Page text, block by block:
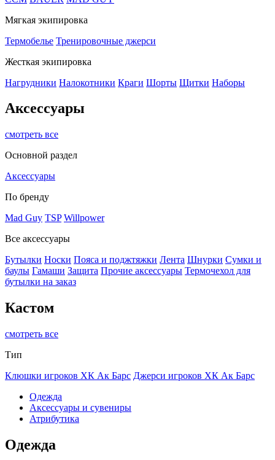
Мягкая экипировка
Термобелье Тренировочные джерси
Жесткая экипировка
Нагрудники Налокотники Краги Шорты Щитки Наборы
Аксессуары
смотреть все
Основной раздел
Аксессуары
По бренду
Mad Guy TSP Willpower
Все аксессуары
Бутылки Носки Пояса и поджтяжки Лента Шнурки Сумки и
баулы Гамаши Защита Прочие аксессуары Термочехол для
бутылки на заказ
Кастом
смотреть все
Тип
Клюшки игроков ХК Ак Барс Джерси игроков ХК Ак Барс
Одежда
Аксессуары и сувениры
Атрибутика
Одежда